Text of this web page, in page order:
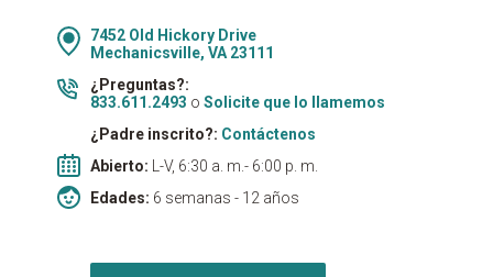
7452 Old Hickory Drive
Mechanicsville, VA 23111
¿Preguntas?:
833.611.2493 o Solicite que lo llamemos
¿Padre inscrito?: Contáctenos
Abierto: L-V, 6:30 a. m.- 6:00 p. m.
Edades: 6 semanas - 12 años